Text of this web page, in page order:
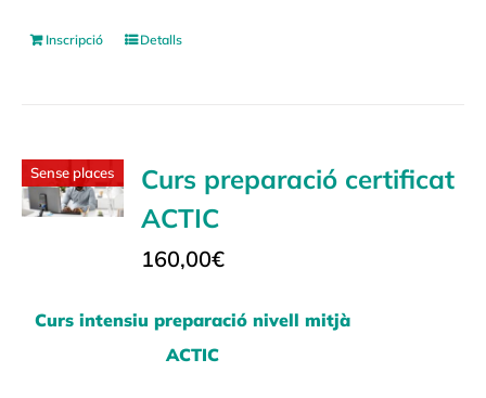
Inscripció Detalls
Sense places
Curs preparació certificat
ACTIC
160,00€
Curs intensiu preparació nivell mitjà
ACTIC